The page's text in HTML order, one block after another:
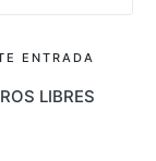
ENTRADA
LIBRES